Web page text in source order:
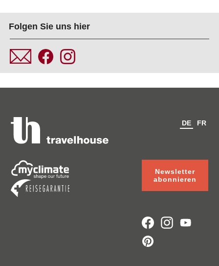
Folgen Sie uns hier
Newsletter
abonnieren
DE FR